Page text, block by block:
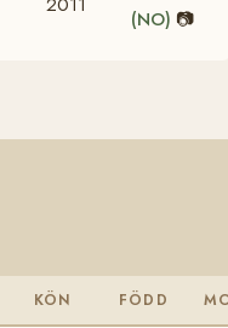
(NO) 📷
KÖN FÖDD